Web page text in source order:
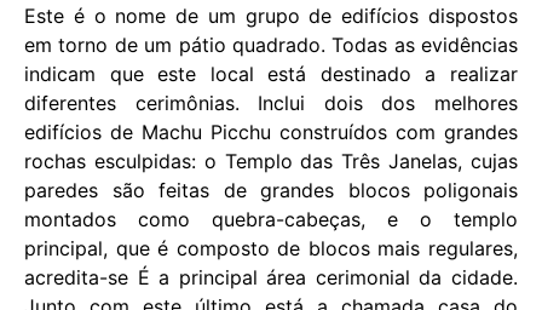
Este é o nome de um grupo de edifícios dispostos
em torno de um pátio quadrado. Todas as evidências
indicam que este local está destinado a realizar
diferentes cerimônias. Inclui dois dos melhores
edifícios de Machu Picchu construídos com grandes
rochas esculpidas: o Templo das Três Janelas, cujas
paredes são feitas de grandes blocos poligonais
montados como quebra-cabeças, e o templo
principal, que é composto de blocos mais regulares,
acredita-se É a principal área cerimonial da cidade.